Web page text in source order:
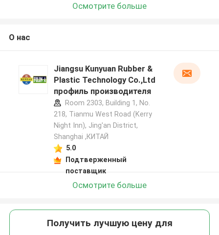
Осмотрите больше
О нас
Jiangsu Kunyuan Rubber &
Plastic Technology Co.,Ltd
профиль производителя
Room 2303, Building 1, No.
218, Tianmu West Road (Kerry
Night Inn), Jing'an District,
Shanghai ,КИТАЙ
5.0
Подтверженный
поставщик
Осмотрите больше
Получить лучшую цену для